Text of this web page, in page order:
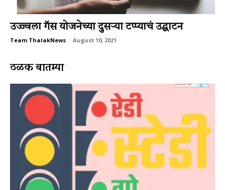
उज्ज्वला गॅस योजनेच्या दुसऱ्या टप्प्याचं उद्घाटन
Team ThalakNews - August 10, 2021
ठळक बातम्या